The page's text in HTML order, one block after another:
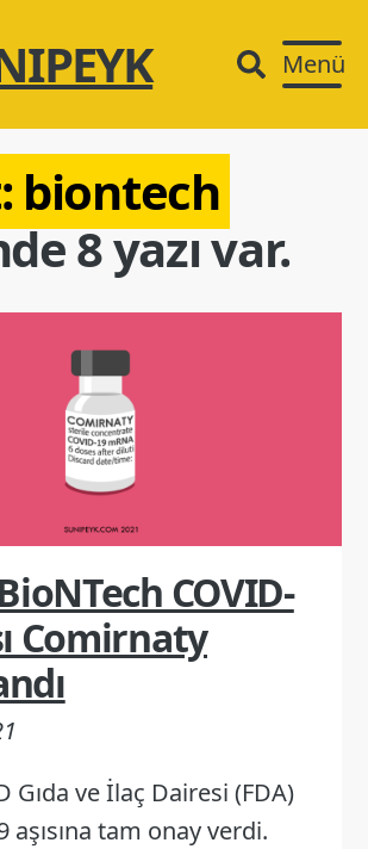
Menü
biontech
8 yazı var.
COVID-
Comirnaty
Gıda ve İlaç Dairesi (FDA)
aşısına tam onay verdi.